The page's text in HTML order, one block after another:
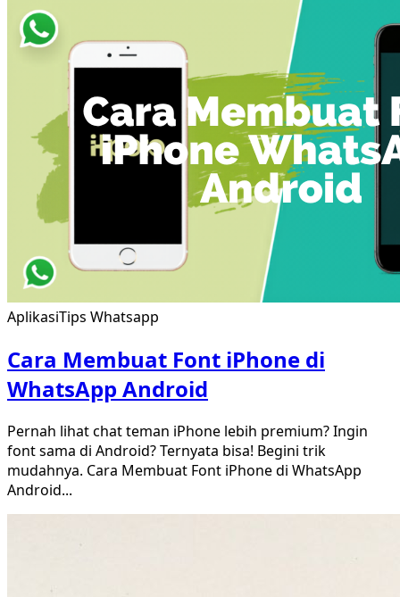
AplikasiTips Whatsapp
Cara Membuat Font iPhone di
WhatsApp Android
Pernah lihat chat teman iPhone lebih premium? Ingin
font sama di Android? Ternyata bisa! Begini trik
mudahnya. Cara Membuat Font iPhone di WhatsApp
Android...